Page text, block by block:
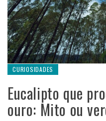
CURIOSIDADES
Eucalipto que
ouro: Mito ou